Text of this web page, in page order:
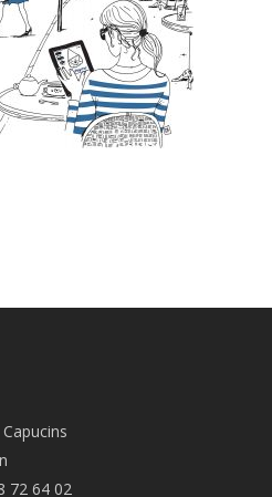
72 64 02